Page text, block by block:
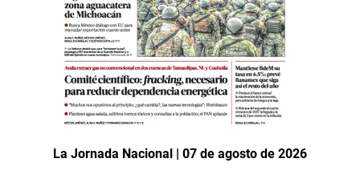
La Jornada Nacional | 07 de agosto de 2026